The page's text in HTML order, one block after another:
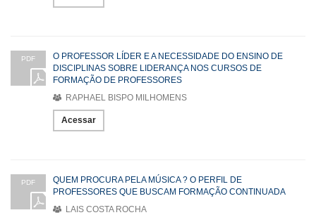
PDF
O PROFESSOR LÍDER E A NECESSIDADE DO ENSINO DE
DISCIPLINAS SOBRE LIDERANÇA NOS CURSOS DE
FORMAÇÃO DE PROFESSORES
RAPHAEL BISPO MILHOMENS
Acessar
PDF
QUEM PROCURA PELA MÚSICA ? O PERFIL DE
PROFESSORES QUE BUSCAM FORMAÇÃO CONTINUADA
LAIS COSTA ROCHA